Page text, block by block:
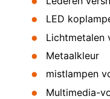
LED
Lichtmetalen
Metaalkleur
mistlampen
Multimedia-